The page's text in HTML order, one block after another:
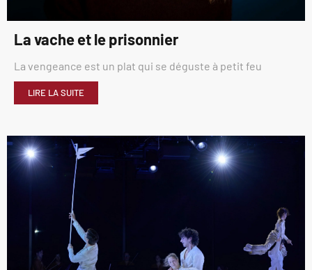
La vache et le prisonnier
La vengeance est un plat qui se déguste à petit feu
LIRE LA SUITE